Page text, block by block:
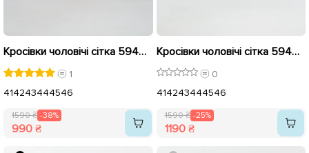
Кросівки чоловічі сітка 594645 Руді розпродаж
1
414243444546
1590 ₴ -38%
990 ₴
Кросівки чоловічі сітка 594641 Хакі розпродаж
0
414243444546
1590 ₴ -25%
1190 ₴